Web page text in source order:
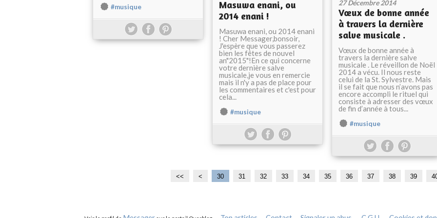
#musique
Masuwa enani, ou
2014 enani !
Masuwa enani, ou 2014 enani
! Cher Messager,bonsoir,
J'espère que vous passerez
bien les fêtes de nouvel
an"2015"!En ce qui concerne
votre dernière salve
musicale,je vous en remercie
mais il n'y a pas de place pour
les commentaires et c'est pour
cela...
#musique
27 Décembre 2014
Vœux de bonne année
à travers la dernière
salve musicale .
Vœux de bonne année à
travers la dernière salve
musicale . Le réveillon de Noël
2014 a vécu. Il nous reste
celui de la St. Sylvestre. Mais
il se fait que nous n’avons pas
encore accompli le rituel qui
consiste à adresser des vœux
de fin d’année à tous...
#musique
<< <
1
2
30 31 32 33 34 35 36 37 38 39